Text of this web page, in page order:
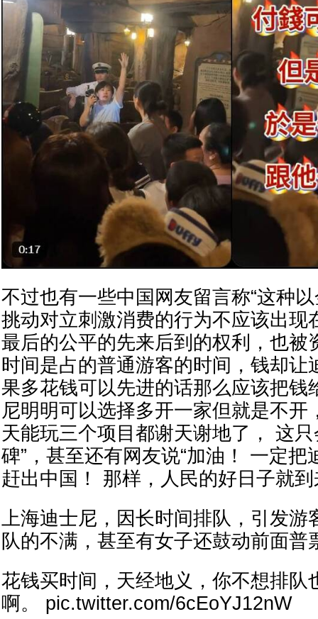
不过也有一些中国网友留言称“这种
挑动对立刺激消费的行为不应该出现
最后的公平的先来后到的权利，也被
时间是占的普通游客的时间，钱却让
果多花钱可以先进的话那么应该把钱
尼明明可以选择多开一家但就是不开
天能玩三个项目都谢天谢地了， 这
碑”，甚至还有网友说“加油！ 一定把
赶出中国！ 那样，人民的好日子就到
上海迪士尼，因长时间排队，引发
队的不满，甚至有女子还鼓动前面普
花钱买时间，天经地义，你不想排队
啊。 pic.twitter.com/6cEoYJ12nW